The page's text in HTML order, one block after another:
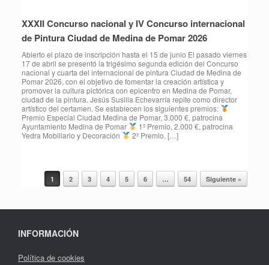
XXXII Concurso nacional y IV Concurso internacional
de Pintura Ciudad de Medina de Pomar 2026
Abierto el plazo de inscripción hasta el 15 de junio El pasado viernes
17 de abril se presentó la trigésimo segunda edición del Concurso
nacional y cuarta del internacional de pintura Ciudad de Medina de
Pomar 2026, con el objetivo de fomentar la creación artística y
promover la cultura pictórica con epicentro en Medina de Pomar,
ciudad de la pintura. Jesús Susilla Echevarría repite como director
artístico del certamen. Se establecen los siguientes premios:
Premio Especial Ciudad Medina de Pomar, 3.000 €, patrocina
Ayuntamiento Medina de Pomar
1º Premio, 2.000 €, patrocina
Yedra Mobiliario y Decoración
2º Premio, […]
Navegador de artículos
1 2 3 4 5 6 … 54 Siguiente »
INFORMACIÓN
Política de cookies